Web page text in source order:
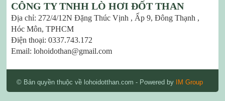
CÔNG TY TNHH LÒ HƠI ĐỐT THAN
Địa chỉ: 272/4/12N Đặng Thúc Vịnh , Ấp 9, Đông Thạnh ,
Hóc Môn, TPHCM
Điện thoại: 0337.743.172
Email: lohoidothan@gmail.com
© Bản quyền thuộc về lohoidotthan.com - Powered by IM Group